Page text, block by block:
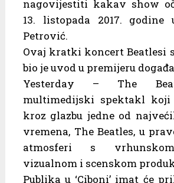
nagovijestiti kakav show
13. listopada 2017. godine
Petrović.
Ovaj kratki koncert Beatlesi
bio je uvod u premijeru
Yesterday – The
multimedijski spektakl
kroz glazbu jedne od
vremena, The Beatles, u
atmosferi s
vizualnom i scenskom
Publika u ‘Ciboni’ imat će